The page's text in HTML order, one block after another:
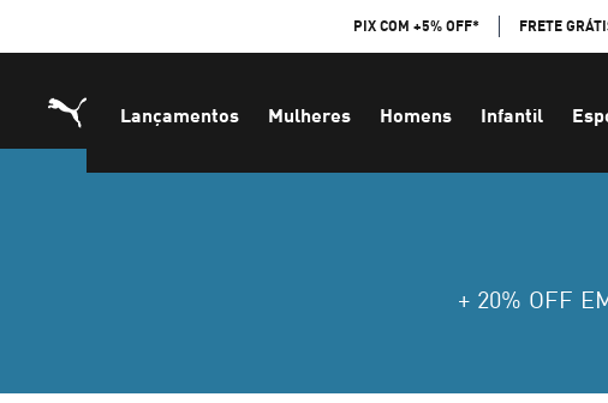
PIX COM +5% OFF* FRETE
Lançamentos Mulheres Homens Infantil
+ 20% OFF